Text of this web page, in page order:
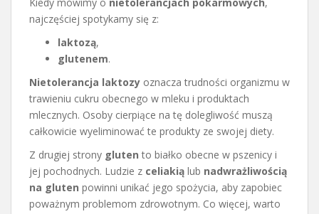
najczęściej spotykamy się z:
laktozą,
glutenem.
Nietolerancja laktozy oznacza trudności organizmu w
trawieniu cukru obecnego w mleku i produktach
mlecznych. Osoby cierpiące na tę dolegliwość muszą
całkowicie wyeliminować te produkty ze swojej diety.
Z drugiej strony gluten to białko obecne w pszenicy i
jej pochodnych. Ludzie z celiakią lub nadwrażliwością
na gluten powinni unikać jego spożycia, aby zapobiec
poważnym problemom zdrowotnym. Co więcej, warto